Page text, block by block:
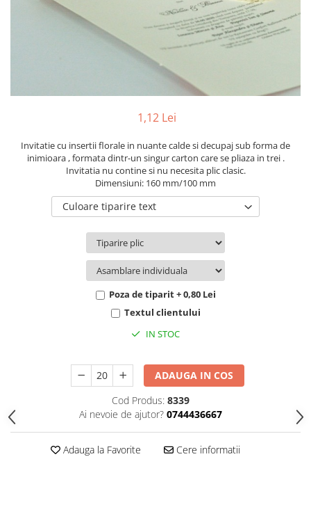
Pachete marturii
Pungi si cutii prajituri
Cutii flori de hartie
Cutii flori de sapun
2020 Craciun si Anul Nou
2021 Crăciun
2023 Crăciun
Toamna și Halloween
Buchete extravagante
1,12 Lei
Invitatie cu insertii florale in nuante calde si decupaj sub forma de
inimioara , formata dintr-un singur carton care se pliaza in trei .
Invitatia nu contine si nu necesita plic clasic.
Dimensiuni: 160 mm/100 mm
Culoare tiparire text
Poza de tiparit + 0,80 Lei
Textul clientului
IN STOC
ADAUGA IN COS
Cod Produs: 8339
Ai nevoie de ajutor? 0744436667
Adauga la Favorite Cere informatii